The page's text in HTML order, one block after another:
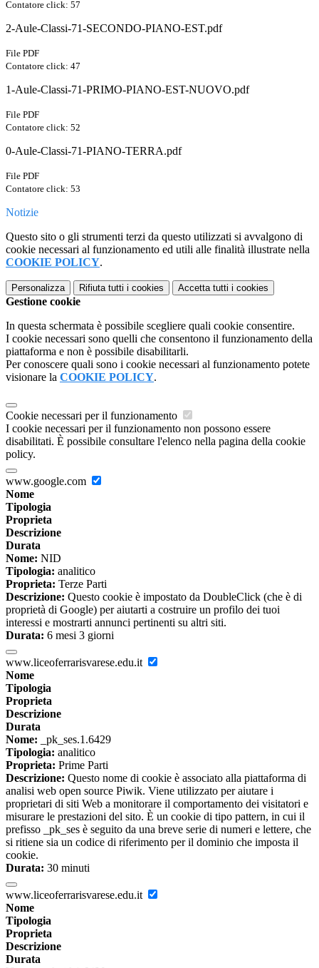
Contatore click: 57
2-Aule-Classi-71-SECONDO-PIANO-EST.pdf
File PDF
Contatore click: 47
1-Aule-Classi-71-PRIMO-PIANO-EST-NUOVO.pdf
File PDF
Contatore click: 52
0-Aule-Classi-71-PIANO-TERRA.pdf
File PDF
Contatore click: 53
Notizie
Questo sito o gli strumenti terzi da questo utilizzati si avvalgono di
cookie necessari al funzionamento ed utili alle finalità illustrate nella
COOKIE POLICY.
Personalizza Rifiuta tutti i cookies Accetta tutti i cookies
Gestione cookie
In questa schermata è possibile scegliere quali cookie consentire.
I cookie necessari sono quelli che consentono il funzionamento della
piattaforma e non è possibile disabilitarli.
Per conoscere quali sono i cookie necessari al funzionamento potete
visionare la COOKIE POLICY.
Cookie necessari per il funzionamento
I cookie necessari per il funzionamento non possono essere
disabilitati. È possibile consultare l'elenco nella pagina della cookie
policy.
www.google.com
Nome
Tipologia
Proprieta
Descrizione
Durata
Nome: NID
Tipologia: analitico
Proprieta: Terze Parti
Descrizione: Questo cookie è impostato da DoubleClick (che è di
proprietà di Google) per aiutarti a costruire un profilo dei tuoi
interessi e mostrarti annunci pertinenti su altri siti.
Durata: 6 mesi 3 giorni
www.liceoferrarisvarese.edu.it
Nome
Tipologia
Proprieta
Descrizione
Durata
Nome: _pk_ses.1.6429
Tipologia: analitico
Proprieta: Prime Parti
Descrizione: Questo nome di cookie è associato alla piattaforma di
analisi web open source Piwik. Viene utilizzato per aiutare i
proprietari di siti Web a monitorare il comportamento dei visitatori e
misurare le prestazioni del sito. È un cookie di tipo pattern, in cui il
prefisso _pk_ses è seguito da una breve serie di numeri e lettere, che
si ritiene sia un codice di riferimento per il dominio che imposta il
cookie.
Durata: 30 minuti
www.liceoferrarisvarese.edu.it
Nome
Tipologia
Proprieta
Descrizione
Durata